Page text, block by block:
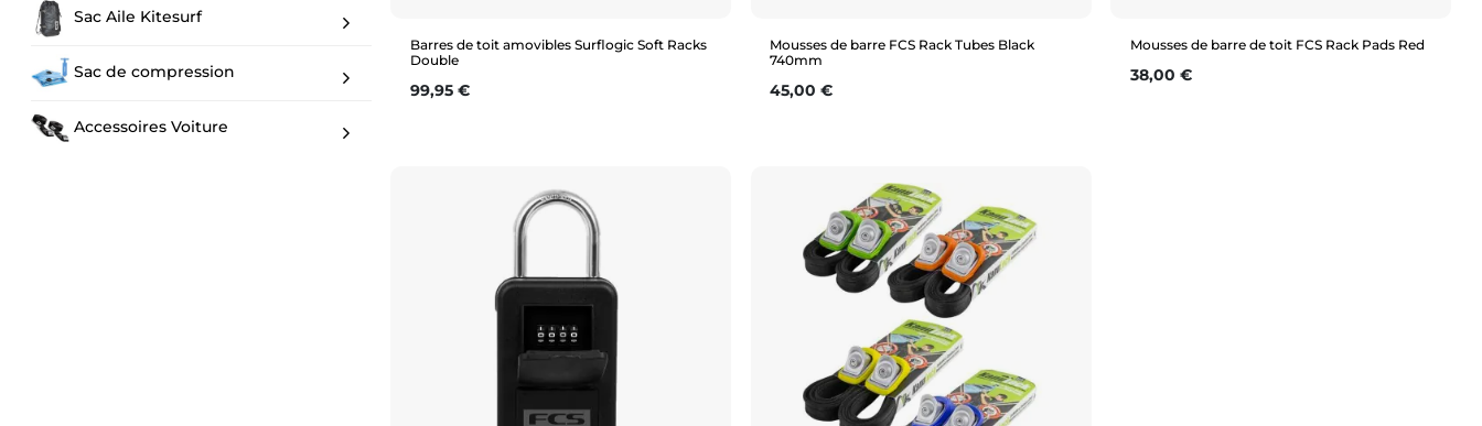
Sac Aile Kitesurf
Sac de compression
Accessoires Voiture
Barres de toit amovibles Surflogic Soft Racks
Double
Prix
99,95 €
N/A
Mousses de barre FCS Rack Tubes Black
740mm
Prix
45,00 €
N/A
Mousses de barre de toit FCS Rack Pads Red
Prix
38,00 €